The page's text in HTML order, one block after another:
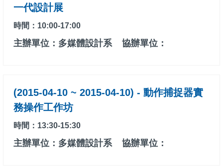
一代設計展
時間：10:00-17:00
主辦單位：多媒體設計系 協辦單位：
(2015-04-10 ~ 2015-04-10) - 動作捕捉器實
務操作工作坊
時間：13:30-15:30
主辦單位：多媒體設計系 協辦單位：